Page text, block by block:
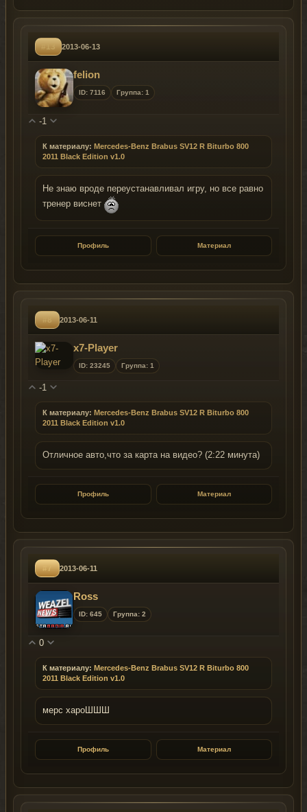
#13 2013-06-13
felion
ID: 7116 Группа: 1
-1
К материалу: Mercedes-Benz Brabus SV12 R Biturbo 800
2011 Black Edition v1.0
Не знаю вроде переустанавливал игру, но все равно
тренер виснет
Профиль Материал
#8 2013-06-11
x7-Player
ID: 23245 Группа: 1
-1
К материалу: Mercedes-Benz Brabus SV12 R Biturbo 800
2011 Black Edition v1.0
Отличное авто,что за карта на видео? (2:22 минута)
Профиль Материал
#7 2013-06-11
Ross
ID: 645 Группа: 2
0
К материалу: Mercedes-Benz Brabus SV12 R Biturbo 800
2011 Black Edition v1.0
мерс хароШШШ
Профиль Материал